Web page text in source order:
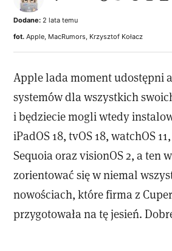
Dodane: 2 lata temu
fot. Apple, MacRumors, Krzysztof Kołacz
Apple lada moment udostępni
systemów dla wszystkich
i będziecie mogli wtedy
iPadOS 18, tvOS 18, watchOS
Sequoia oraz visionOS 2, a ten
zorientować się w niemal
nowościach, które firma z
przygotowała na tę jesień.